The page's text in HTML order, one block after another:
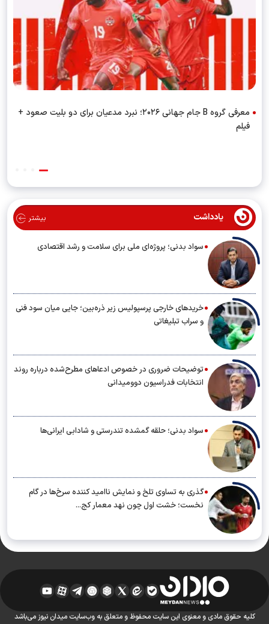
معرفی گروه B جام جهانی ۲۰۲۶؛ نبرد مدعیان برای دو بلیت صعود +
فیلم
یادداشت بیشتر
سواد بدنی؛ پروژه‌ای ملی برای سلامت و رشد اقتصادی
خریدهای خارجی پرسپولیس زیر ذره‌بین؛ جایی میان سود فنی
و سراب تبلیغاتی
توضیحات ضروری در خصوص ادعاهای مطرح‌شده درباره روند
انتخابات فدراسیون دوومیدانی
سواد بدنی؛ حلقه گمشده تندرستی و شادابی ایرانی‌ها
گذری به تساوی تلخ و نمایش ناامید کننده سرخ‌ها در گام
نخست؛ خشت اول چون نهد معمار کج...
کلیه حقوق مادی و معنوی این سایت محفوظ و متعلق به وب‌سایت میدان نیوز می‌باشد